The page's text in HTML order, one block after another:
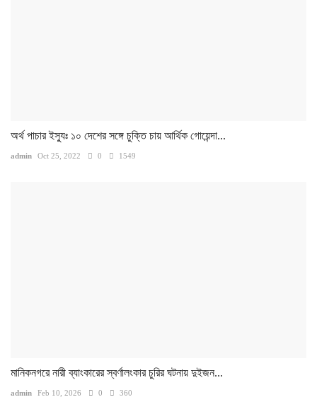
অর্থ পাচার ইস্যুঃ ১০ দেশের সঙ্গে চুক্তি চায় আর্থিক গোয়েন্দা...
admin Oct 25, 2022 0 1549
মানিকনগরে নারী ব্যাংকারের স্বর্ণালংকার চুরির ঘটনায় দুইজন...
admin Feb 10, 2026 0 360